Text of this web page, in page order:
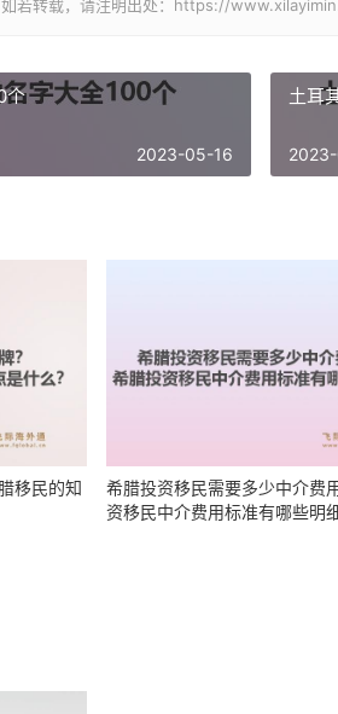
如若转载，请注明出处：https://
个
2023-05-16
土耳
移民的知
希腊投资移民需要多少中介费
资移民中介费用标准有哪些明